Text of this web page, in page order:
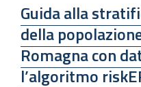
Guida alla
della
Romagna con
l’algoritmo